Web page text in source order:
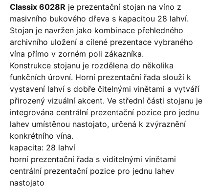
Classix 6028R je prezentační stojan na víno z
masivního bukového dřeva s kapacitou 28 lahví.
Stojan je navržen jako kombinace přehledného
archivního uložení a cílené prezentace vybraného
vína přímo v zorném poli zákazníka.
Konstrukce stojanu je rozdělena do několika
funkčních úrovní. Horní prezentační řada slouží k
vystavení lahví s dobře čitelnými vinětami a vytváří
přirozený vizuální akcent. Ve střední části stojanu je
integrována centrální prezentační pozice pro jednu
lahev umístěnou nastojato, určená k zvýraznění
konkrétního vína.
kapacita: 28 lahví
horní prezentační řada s viditelnými vinětami
centrální prezentační pozice pro jednu lahev
nastojato